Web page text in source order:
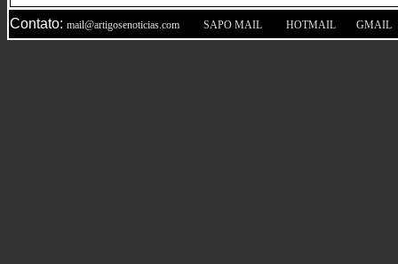
Contato: mail@artigosenoticias.com SAPO MAIL HOTMAIL GMAIL